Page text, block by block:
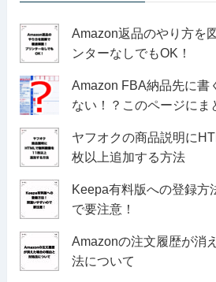
Amazon返品のやり方を
ンターなしでもOK！
Amazon FBA納品先に書
ない！？このページにま
ヤフオクの商品説明に
枚以上追加する方法
Keepa有料版への登録方
で要注意！
Amazonの注文履歴が消
法について